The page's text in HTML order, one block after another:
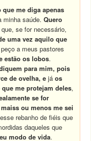
me diga apenas
minha saúde.Quero
que, se for necessário,
uma vez aquilo que
a meus pastores
estão os lobos.
para mim, pois
de ovelha, e já os
que me protejam deles,
se for
maiss ou menos me sei
rebanho de fiéis que
daqueles que
modo de vida.